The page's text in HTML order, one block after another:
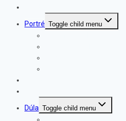
Portré Toggle child menu
Dúla Toggle child menu